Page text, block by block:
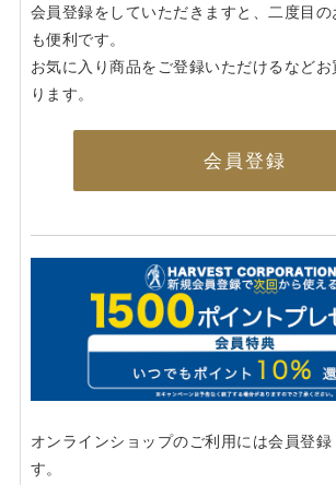
会員登録をしていただきますと、二度目
も便利です。
お気に入り商品をご登録いただけるなど
ります。
会員登録
オンラインショップのご利用には会員登
す。